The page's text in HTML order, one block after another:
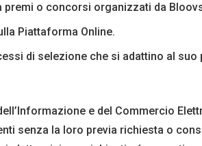
premi o concorsi organizzati da
Piattaforma Online.
di selezione che si adattino al
e del Commercio
senza la loro previa richiesta o